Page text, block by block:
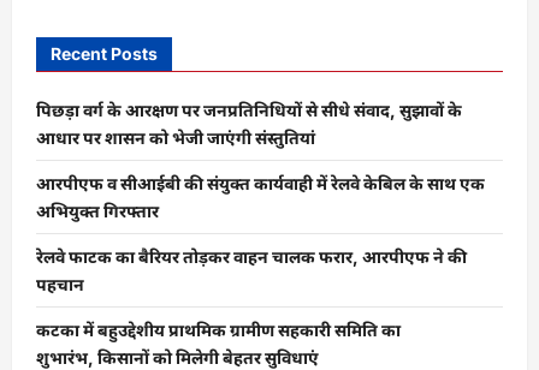
Recent Posts
पिछड़ा वर्ग के आरक्षण पर जनप्रतिनिधियों से सीधे संवाद, सुझावों के
आधार पर शासन को भेजी जाएंगी संस्तुतियां
आरपीएफ व सीआईबी की संयुक्त कार्यवाही में रेलवे केबिल के साथ एक
अभियुक्त गिरफ्तार
रेलवे फाटक का बैरियर तोड़कर वाहन चालक फरार, आरपीएफ ने की
पहचान
कटका में बहुउद्देशीय प्राथमिक ग्रामीण सहकारी समिति का
शुभारंभ, किसानों को मिलेगी बेहतर सुविधाएं